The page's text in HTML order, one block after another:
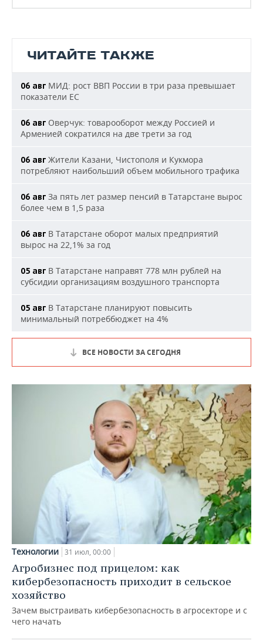
ЧИТАЙТЕ ТАКЖЕ
06 авг МИД: рост ВВП России в три раза превышает
показатели ЕС
06 авг Оверчук: товарооборот между Россией и
Арменией сократился на две трети за год
06 авг Жители Казани, Чистополя и Кукмора
потребляют наибольший объем мобильного трафика
06 авг За пять лет размер пенсий в Татарстане вырос
более чем в 1,5 раза
06 авг В Татарстане оборот малых предприятий
вырос на 22,1% за год
05 авг В Татарстане направят 778 млн рублей на
субсидии организациям воздушного транспорта
05 авг В Татарстане планируют повысить
минимальный потреббюджет на 4%
ВСЕ НОВОСТИ ЗА СЕГОДНЯ
Технологии 31 июл, 00:00
Агробизнес под прицелом: как
кибербезопасность приходит в сельское
хозяйство
Зачем выстраивать кибербезопасность в агросекторе и с
чего начать